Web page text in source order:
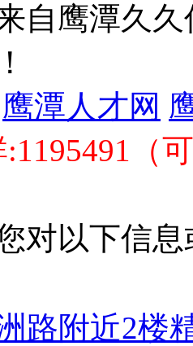
自鹰潭久久
鹰潭人才网
（
对以下信
路附近2楼